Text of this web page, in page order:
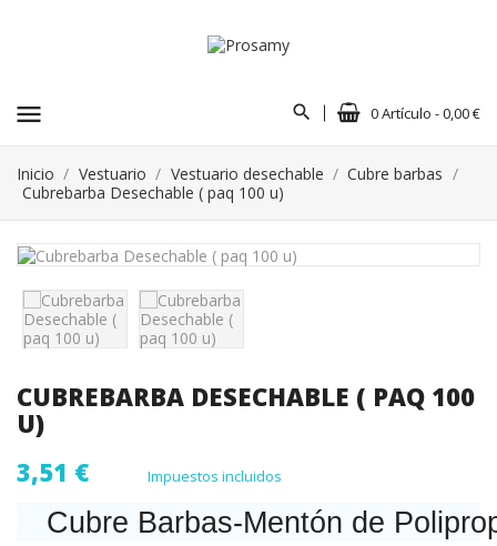
menu 0 Artículo - 0,00 €
Inicio Vestuario Vestuario desechable
Cubre barbas
Cubrebarba Desechable ( paq 100 u)
CUBREBARBA DESECHABLE ( PAQ 100
U)
3,51 €
Impuestos incluidos
Cubre Barbas-Mentón de